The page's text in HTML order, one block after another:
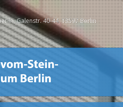
Galenstr. 40-44, 13597 Berlin